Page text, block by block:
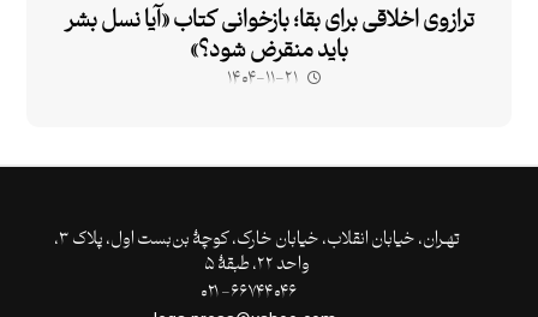
ترازوی اخلاقی برای بقا؛ بازخوانی کتاب «آیا نسل بشر
باید منقرض شود؟»
۱۴۰۴-۱۱-۲۱
تهـران،‌ خیابان انقلاب، خیابان خارک، کوچۀ بن‌بست اول، پلاک ۳،
واحد ۲۲، طبقۀ ۵